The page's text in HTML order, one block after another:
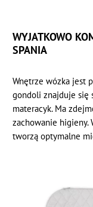
WYJATKOWO
SPANIA
Wnętrze wózka jest
gondoli znajduje się
materacyk. Ma
zachowanie higieny.
tworzą optymalne